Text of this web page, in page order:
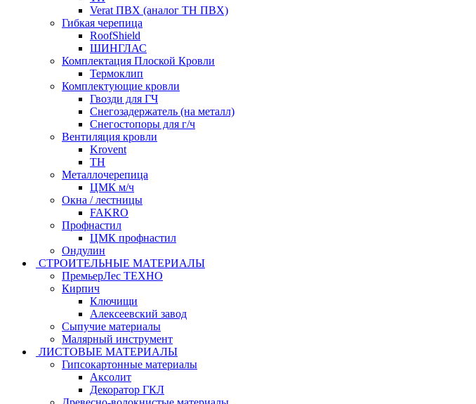
Verat ПВХ (аналог ТН ПВХ)
Гибкая черепица
RoofShield
ШИНГЛАС
Комплектация Плоской Кровли
Термоклип
Комплектующие кровли
Гвозди для ГЧ
Снегозадержатель (на металл)
Снегостопоры для г/ч
Вентиляция кровли
Krovent
ТН
Металлочерепица
ЦМК м/ч
Окна / лестницы
FAKRO
Профнастил
ЦМК профнастил
Ондулин
СТРОИТЕЛЬНЫЕ МАТЕРИАЛЫ
ПремьерЛес ТЕХНО
Кирпич
Ключищи
Алексеевский завод
Сыпучие материалы
Малярный инструмент
ЛИСТОВЫЕ МАТЕРИАЛЫ
Гипсокартонные материалы
Аксолит
Декоратор ГКЛ